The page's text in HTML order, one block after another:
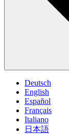
Deutsch
English
Español
Français
Italiano
日本語